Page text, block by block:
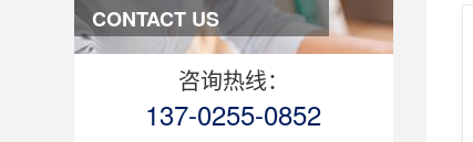
CONTACT US
咨询热线：
137-0255-0852